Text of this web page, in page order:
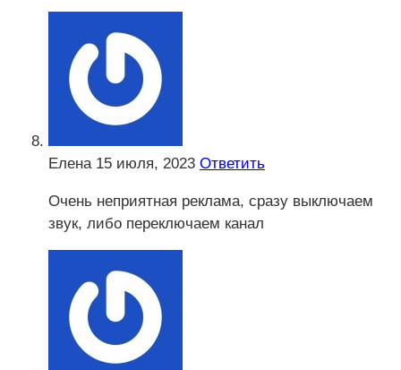
Елена 15 июля, 2023 Ответить
Очень неприятная реклама, сразу выключаем
звук, либо переключаем канал